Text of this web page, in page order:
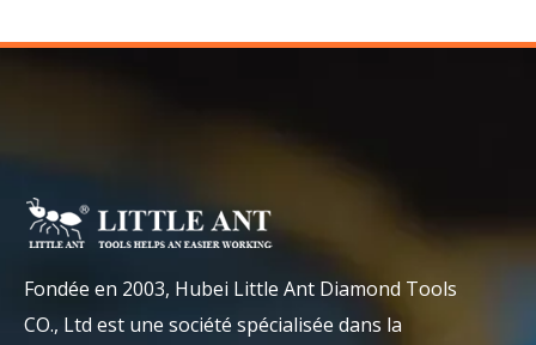
Fondée en 2003, Hubei Little Ant Diamond Tools
CO., Ltd est une société spécialisée dans la